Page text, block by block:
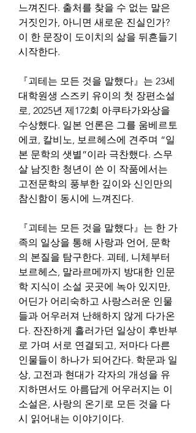
느껴진다. 출처를 찾을 수 없는 말은
거짓인가, 아니면 새로운 진실인가?
이 한 문장이 도이치의 삶을 뒤흔들기
시작한다.
『괴테는 모든 것을 말했다』는 23세
대학원생 스즈키 유이의 첫 장편소설
로, 2025년 제172회 아쿠타가와상을
수상했다. 일본 언론은 그를 움베르토
에코, 칼비노, 보르헤스에 견주며 “일
본 문학의 샛별”이라 극찬했다. 스무
살 남짓한 청년이 쓴 이 작품에서는
고전문학의 풍부한 깊이와 신인만의
참신함이 동시에 느껴진다.
『괴테는 모든 것을 말했다』는 한 가
족의 일상을 통해 사랑과 언어, 문학
의 본질을 탐구한다. 괴테, 니체부터
보르헤스, 말라르메까지 방대한 인문
학 지식이 소설 곳곳에 녹아 있지만,
어딘가 어리숙하고 사랑스러운 인물
들과 어우러져 난해하지 않게 다가온
다. 잔잔하게 흘러가던 일상이 후반부
로 가며 서로 연결되고, 저마다 다른
인물들이 하나가 되어간다. 학문과 일
상, 고전과 현대가 각자의 개성을 유
지하면서도 아름답게 어우러지는 이
소설은, 사랑의 온기로 모든 것을 다
시 읽어내는 이야기이다.